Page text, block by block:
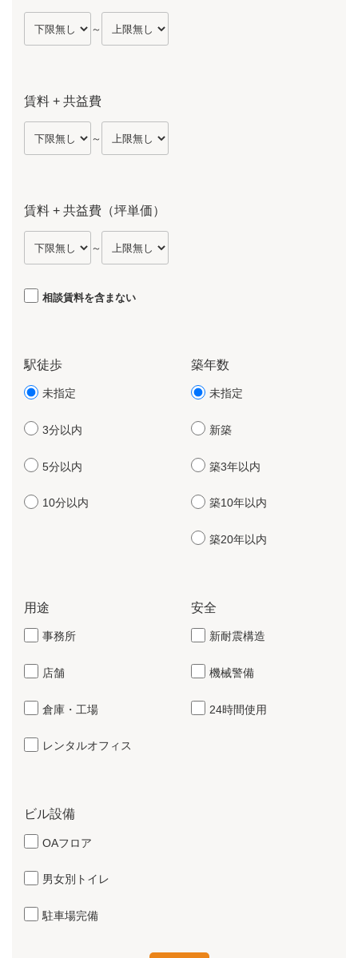
～
賃料 + 共益費
～
賃料 + 共益費（坪単価）
～
相談賃料を含まない
駅徒歩
未指定
3分以内
5分以内
10分以内
築年数
未指定
新築
築3年以内
築10年以内
築20年以内
用途
事務所
店舗
倉庫・工場
レンタルオフィス
安全
新耐震構造
機械警備
24時間使用
ビル設備
OAフロア
男女別トイレ
駐車場完備